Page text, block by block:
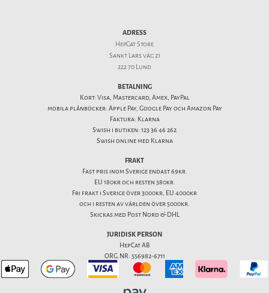
ADRESS
HepCat Store
Sankt Lars väg 21
222 70 Lund
BETALNING
Kort: Visa, Mastercard, Amex, PayPal
mobila plånböcker: Apple Pay, Google Pay och Amazon Pay
Faktura: Klarna
Swish i butiken: 123 36 46 262
Swish online med Klarna
FRAKT
Fast pris inom Sverige endast 69kr.
EU 180kr och resten 380kr.
Fri frakt i Sverige över 3000kr, EU 4000kr
och i resten av världen över 5000kr.
Skickas med Post Nord & DHL
JURIDISK PERSON
HepCat AB
ORG.NR: 556982-6711